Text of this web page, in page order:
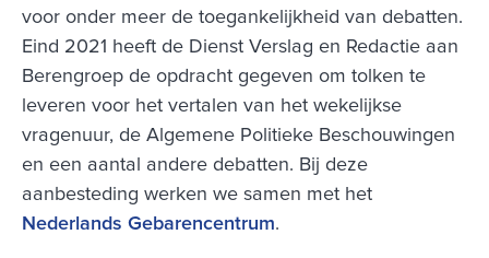
voor onder meer de toegankelijkheid van debatten.
Eind 2021 heeft de Dienst Verslag en Redactie aan
Berengroep de opdracht gegeven om tolken te
leveren voor het vertalen van het wekelijkse
vragenuur, de Algemene Politieke Beschouwingen
en een aantal andere debatten. Bij deze
aanbesteding werken we samen met het
Nederlands Gebarencentrum.